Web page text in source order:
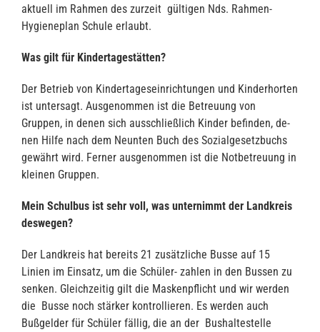
aktuell im Rahmen des zurzeit gültigen Nds. Rahmen-
Hygieneplan Schule erlaubt.
Was gilt für Kindertagestätten?
Der Betrieb von Kindertageseinrichtungen und Kinderhorten
ist untersagt. Ausgenommen ist die Betreuung von
Gruppen, in denen sich ausschließlich Kinder befinden, de-
nen Hilfe nach dem Neunten Buch des Sozialgesetzbuchs
gewährt wird. Ferner ausgenommen ist die Notbetreuung in
kleinen Gruppen.
Mein Schulbus ist sehr voll, was unternimmt der Landkreis
deswegen?
Der Landkreis hat bereits 21 zusätzliche Busse auf 15
Linien im Einsatz, um die Schüler- zahlen in den Bussen zu
senken. Gleichzeitig gilt die Maskenpflicht und wir werden
die Busse noch stärker kontrollieren. Es werden auch
Bußgelder für Schüler fällig, die an der Bushaltestelle